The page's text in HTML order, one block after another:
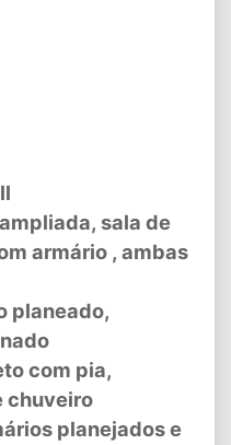
sala de
armário , ambas
planeado,
com pia,
chuveiro
planejados e